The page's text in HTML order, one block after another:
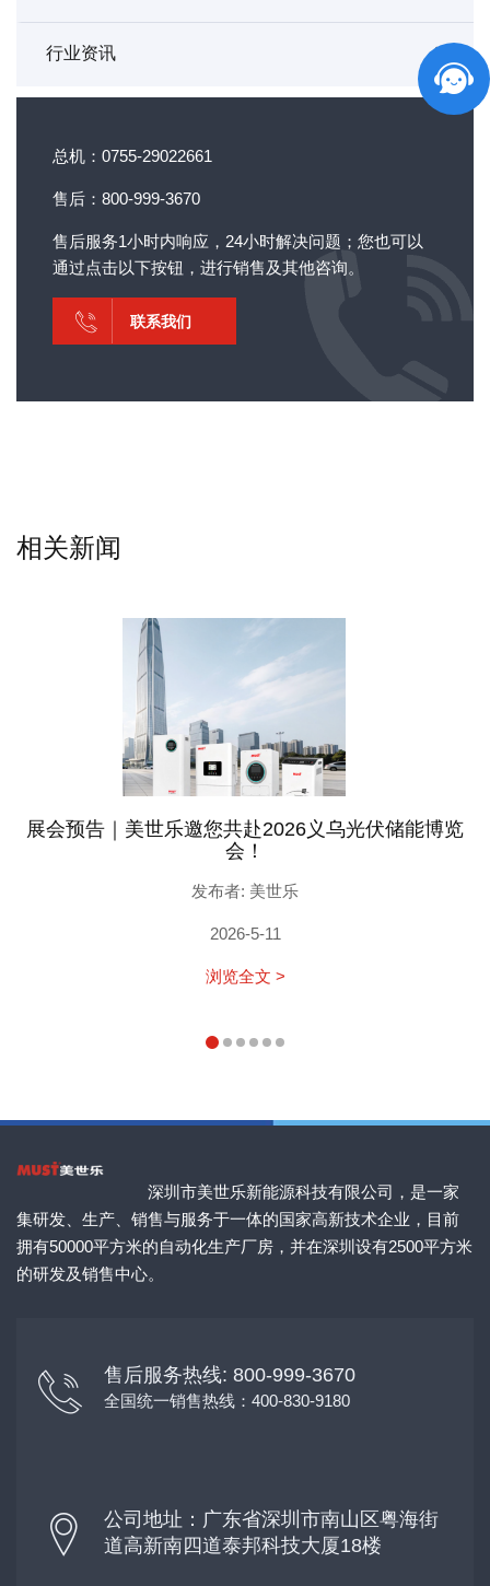
行业资讯
总机：0755-29022661
售后：800-999-3670
售后服务1小时内响应，24小时解决问题；您也可以
通过点击以下按钮，进行销售及其他咨询。
联系我们
相关新闻
展会预告｜美世乐邀您共赴2026义乌光伏储能博览
会！
发布者: 美世乐
2026-5-11
浏览全文 >
深圳市美世乐新能源科技有限公司，是一家
集研发、生产、销售与服务于一体的国家高新技术企业，目前
拥有50000平方米的自动化生产厂房，并在深圳设有2500平方米
的研发及销售中心。
售后服务热线: 800-999-3670
全国统一销售热线：400-830-9180
公司地址：广东省深圳市南山区粤海街
道高新南四道泰邦科技大厦18楼